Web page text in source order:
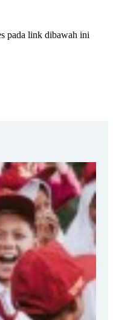
pada link dibawah ini